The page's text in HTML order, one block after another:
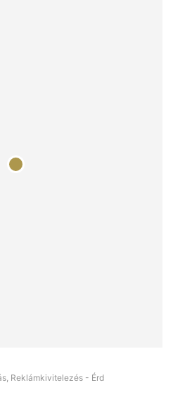
Reklámkivitelezés - Érd